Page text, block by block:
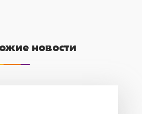
новости